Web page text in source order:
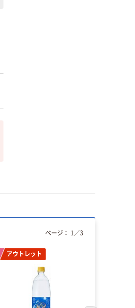
アウトレット
ページ： 1 ／3